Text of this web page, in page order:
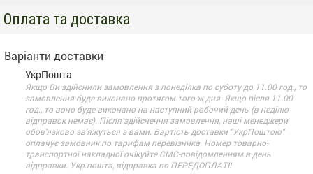
Оплата та доставка
Варіанти доставки
УкрПошта
Якщо Ви здійснили замовлення з понеділка по суботу до 11.00 год., то
замовлення буде виконано протягом того ж дня. Якщо після 11.00
год., то воно буде виконано на наступний робочий день (в неділю
відправок немає). Після здійснення замовлення, наші менеджери
обов'язково зв'яжуться з вами. Вартість доставки "УкрПоштою"
оплачує замовник по тарифам перевізника. Номер товарно-
транспортної накладної очікуйте СМС-повідомленням в день
відправки. Укр.пошта, відправка по ПЕРЕДОПЛАТІ!